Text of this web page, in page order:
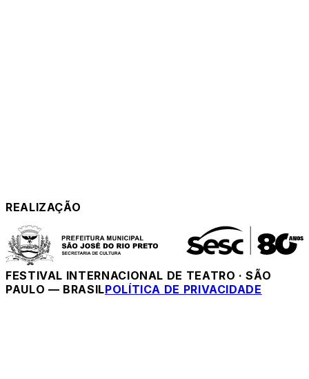
REALIZAÇÃO
FESTIVAL INTERNACIONAL DE TEATRO ·SÃO
PAULO — BRASILPOLÍTICA DE PRIVACIDADE